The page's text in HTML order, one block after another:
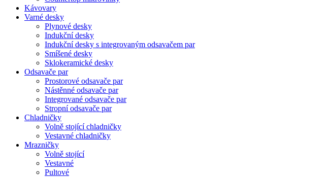
Kávovary
Varné desky
Plynové desky
Indukční desky
Indukční desky s integrovaným odsavačem par
Smíšené desky
Sklokeramické desky
Odsavače par
Prostorové odsavače par
Nástěnné odsavače par
Integrované odsavače par
Stropní odsavače par
Chladničky
Volně stojící chladničky
Vestavné chladničky
Mrazničky
Volně stojící
Vestavné
Pultové